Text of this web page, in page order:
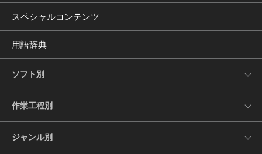
スペシャルコンテンツ
用語辞典
ソフト別
作業工程別
ジャンル別